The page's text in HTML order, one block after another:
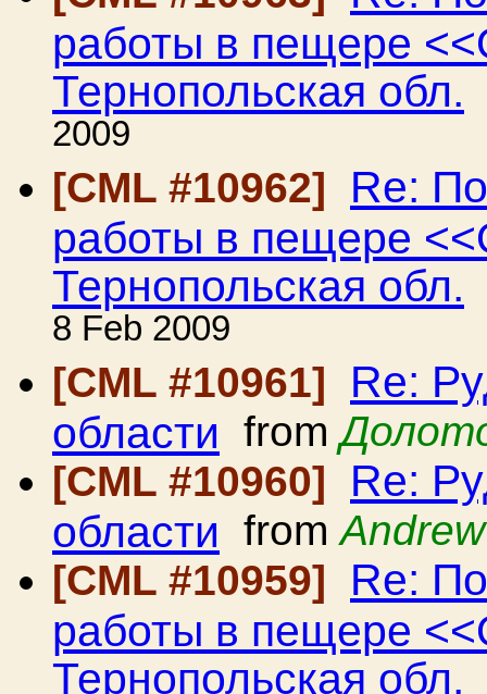
работы в пещере
Тернопольская обл.
2009
[CML #10962]
Re:
работы в пещере
Тернопольская обл.
8 Feb 2009
[CML #10961]
Re:
области from
[CML #10960]
Re:
области from
[CML #10959]
Re:
работы в пещере
Тернопольская обл.